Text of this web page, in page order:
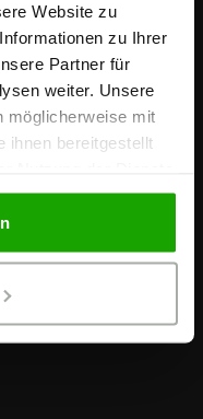
Website zu
zu Ihrer
Partner für
weiter. Unsere
möglicherweise mit
ihnen bereitgestellt
bin. Alle